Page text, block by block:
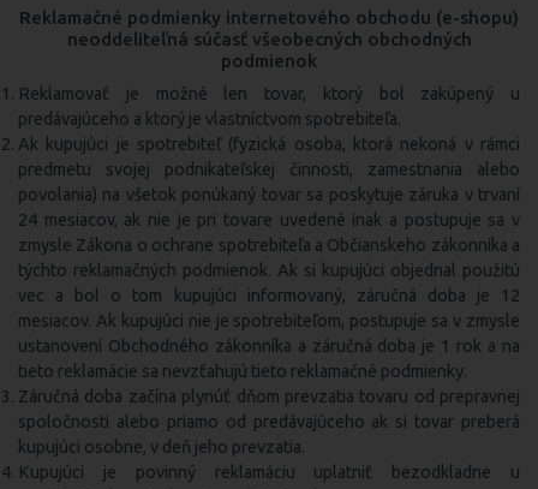
Reklamačné podmienky internetového obchodu (e-shopu)
neoddeliteľná súčasť všeobecných obchodných
podmienok
Reklamovať je možné len tovar, ktorý bol zakúpený u
predávajúceho a ktorý je vlastníctvom spotrebiteľa.
Ak kupujúci je spotrebiteľ (fyzická osoba, ktorá nekoná v rámci
predmetu svojej podnikateľskej činnosti, zamestnania alebo
povolania) na všetok ponúkaný tovar sa poskytuje záruka v trvaní
24 mesiacov, ak nie je pri tovare uvedené inak a postupuje sa v
zmysle Zákona o ochrane spotrebiteľa a Občianskeho zákonníka a
týchto reklamačných podmienok. Ak si kupujúci objednal použitú
vec a bol o tom kupujúci informovaný, záručná doba je 12
mesiacov. Ak kupujúci nie je spotrebiteľom, postupuje sa v zmysle
ustanovení Obchodného zákonníka a záručná doba je 1 rok a na
tieto reklamácie sa nevzťahujú tieto reklamačné podmienky.
Záručná doba začína plynúť dňom prevzatia tovaru od prepravnej
spoločnosti alebo priamo od predávajúceho ak si tovar preberá
kupujúci osobne, v deň jeho prevzatia.
Kupujúci je povinný reklamáciu uplatniť bezodkladne u